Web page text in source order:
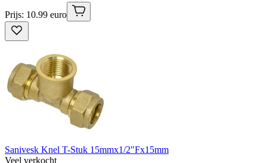
Prijs: 10.99 euro
Sanivesk Knel T-Stuk 15mmx1/2"Fx15mm
Veel verkocht